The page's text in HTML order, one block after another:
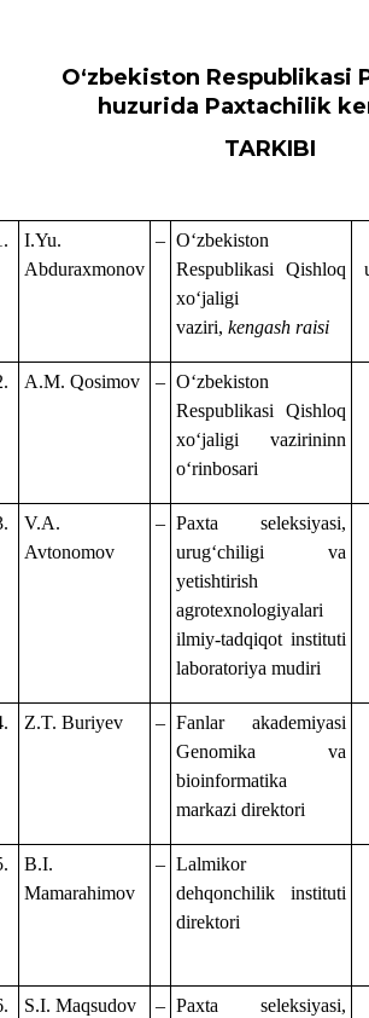
Oʻzbekiston Respublikasi
huzurida Paxtachilik
TARKIBI
I.Yu.
Abduraxmonov
– Oʻzbekiston
Respublikasi Qishloq
xoʻjaligi
vaziri, kengash raisi
A.M. Qosimov – Oʻzbekiston
Respublikasi Qishloq
xoʻjaligi vazirininn
oʻrinbosari
V.A.
Avtonomov
– Paxta seleksiyasi,
urugʻchiligi va
yetishtirish
agrotexnologiyalari
ilmiy-tadqiqot instituti
laboratoriya mudiri
Z.T. Buriyev – Fanlar akademiyasi
Genomika va
bioinformatika
markazi direktori
B.I.
Mamarahimov
– Lalmikor
dehqonchilik instituti
direktori
S.I. Maqsudov – Paxta seleksiyasi,